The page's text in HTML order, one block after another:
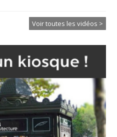
Voir toutes les vidéos >